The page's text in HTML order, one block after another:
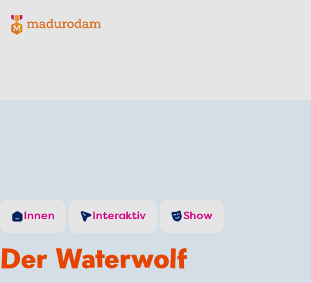
Madurodam-Logo, zur Homepage
Der Waterwolf
Innen Interaktiv Show